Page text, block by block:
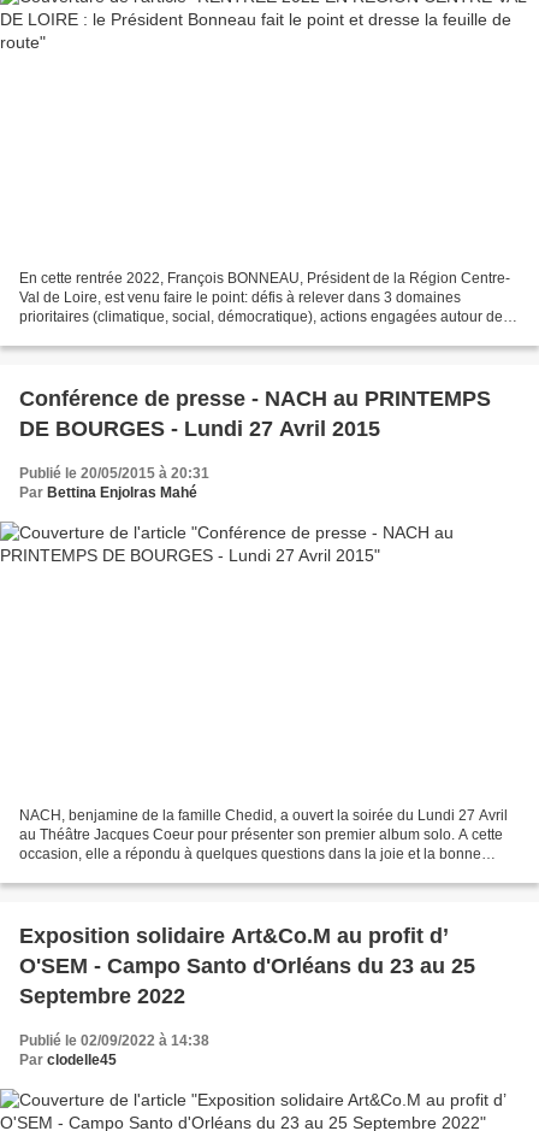
En cette rentrée 2022, François BONNEAU, Président de la Région Centre-
Val de Loire, est venu faire le point: défis à relever dans 3 domaines
prioritaires (climatique, social, démocratique), actions engagées autour de la
Conférence de presse - NACH au PRINTEMPS
DE BOURGES - Lundi 27 Avril 2015
Publié le 20/05/2015 à 20:31
Par Bettina Enjolras Mahé
NACH, benjamine de la famille Chedid, a ouvert la soirée du Lundi 27 Avril
au Théâtre Jacques Coeur pour présenter son premier album solo. A cette
occasion, elle a répondu à quelques questions dans la joie et la bonne
Exposition solidaire Art&Co.M au profit d’
O'SEM - Campo Santo d'Orléans du 23 au 25
Septembre 2022
Publié le 02/09/2022 à 14:38
Par clodelle45